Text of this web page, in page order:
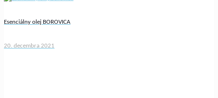
Esenciálny olej BOROVICA
20. decembra 2021